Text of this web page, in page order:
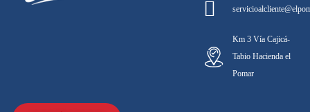
Km 3 Vía Cajicá-
Tabio Hacienda el
Pomar